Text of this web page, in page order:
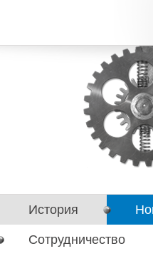
История
Сотрудничество